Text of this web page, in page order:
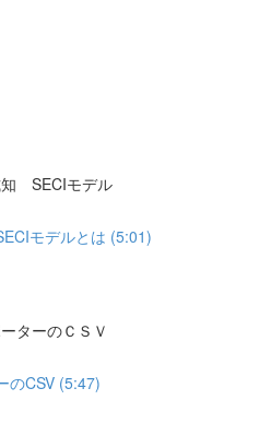
SECIモデル
モデルとは (5:01)
ターのＣＳＶ
のCSV (5:47)